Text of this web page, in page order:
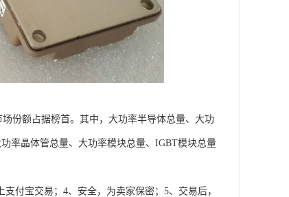
份额占据榜首。其中，大功率半导体总量、大功
率晶体管总量、大功率模块总量、IGBT模块总量
付宝交易；4、安全，为卖家保密；5、交易后，